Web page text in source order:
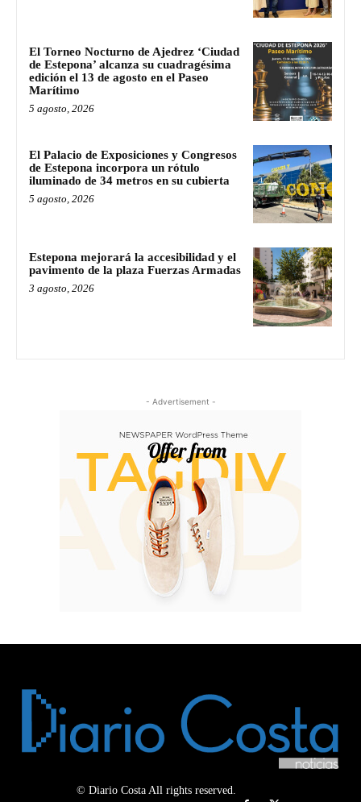
El Torneo Nocturno de Ajedrez ‘Ciudad
de Estepona’ alcanza su cuadragésima
edición el 13 de agosto en el Paseo
Marítimo
5 agosto, 2026
El Palacio de Exposiciones y Congresos
de Estepona incorpora un rótulo
iluminado de 34 metros en su cubierta
5 agosto, 2026
Estepona mejorará la accesibilidad y el
pavimento de la plaza Fuerzas Armadas
3 agosto, 2026
- Advertisement -
© Diario Costa All rights reserved.